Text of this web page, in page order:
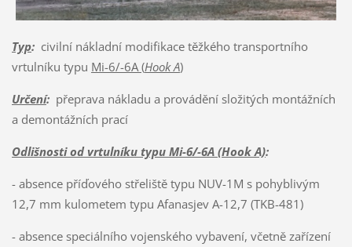
Typ:civilní nákladní modifikace těžkého transportního
vrtulníku typu Mi-6/-6A (Hook A)
Určení:přeprava nákladu a provádění složitých montážních
a demontážních prací
Odlišnosti od vrtulníku typu Mi-6/-6A (Hook A):
- absence příďového střeliště typu NUV-1M s pohyblivým
12,7 mm kulometem typu Afanasjev A-12,7 (TKB-481)
- absence speciálního vojenského vybavení, včetně zařízení